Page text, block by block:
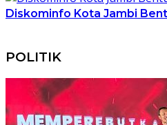
Diskominfo Kota Jambi
POLITIK